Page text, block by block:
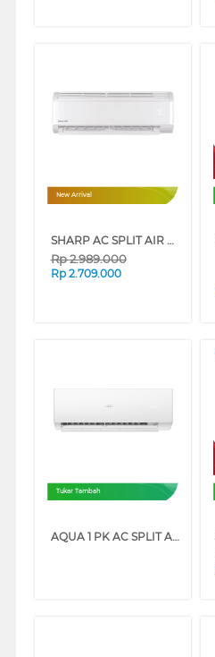
New Arrival
SHARP AC SPLIT AIR CONDITIONER BASIC STANDART DEY SERIES
Rp2.989.000
Rp 2.709.000
Tukar Tambah
AQUA 1 PK AC SPLIT AIR CONDITIONER STANDARD TURBO COOL AQAKR9FQAL2